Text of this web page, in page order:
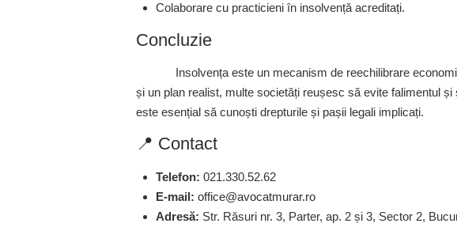
Colaborare cu practicieni în insolvență acreditați.
Concluzie
Insolvența este un mecanism de reechilibrare
și un plan realist, multe societăți reușesc să evite falimentul
este esențial să cunoști drepturile și pașii legali implicați.
📍 Contact
Telefon: 021.330.52.62
E-mail: office@avocatmurar.ro
Adresă: Str. Răsuri nr. 3, Parter, ap. 2 și 3, Sector 2,